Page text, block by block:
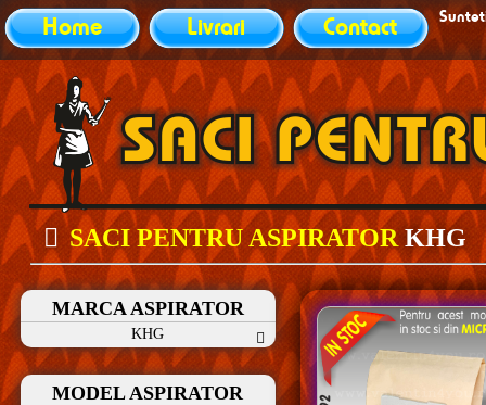
Home Livrari Contact
SACI PENTRU ASPIRATOR KHG
MARCA ASPIRATOR
KHG
MODEL ASPIRATOR